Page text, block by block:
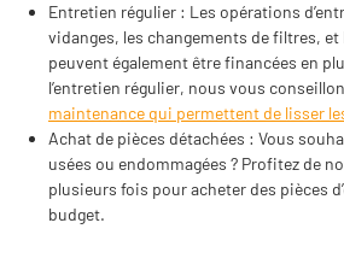
Entretien régulier : Les opérations
vidanges, les changements de filtres,
peuvent également être financées en
l’entretien régulier, nous vous
maintenance qui permettent de lisser
Achat de pièces détachées : Vous
usées ou endommagées ? Profitez de
plusieurs fois pour acheter des pièces
budget.